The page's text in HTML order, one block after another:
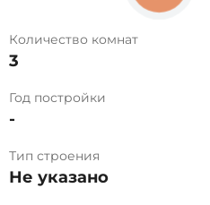
Количество комнат
3
Год постройки
-
Тип строения
Не указано